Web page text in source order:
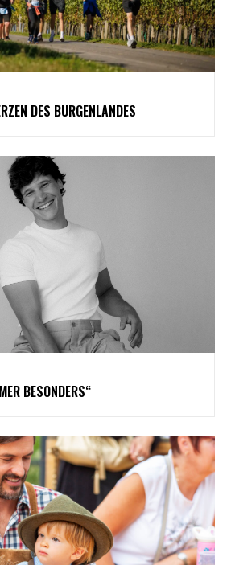
DES BURGENLANDES
BESONDERS“